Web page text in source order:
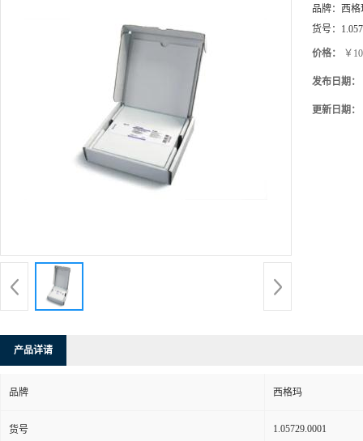
品牌： 西格
货号：
价格： ￥
发布日期：
更新日期：
产品详请
品牌 西格玛
货号 1.05729.0001